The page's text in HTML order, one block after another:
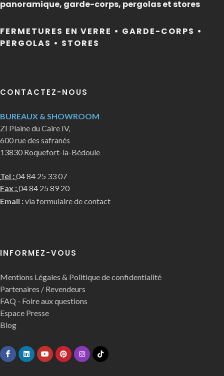
panoramique, garde-corps, pergolas et stores
FERMETURES EN VERRE • GARDE-CORPS •
PERGOLAS • STORES
CONTACTEZ-NOUS
BUREAUX & SHOWROOM
ZI Plaine du Caire IV,
600 rue des safranés
13830 Roquefort-la-Bédoule
Tel :04 84 25 33 07
Fax :04 84 25 89 20
Email :via formulaire de contact
INFORMEZ-VOUS
Mentions Légales & Politique de confidentialité
Partenaires / Revendeurs
FAQ - Foire aux questions
Espace Presse
Blog